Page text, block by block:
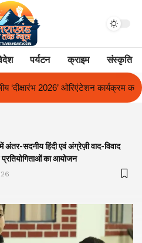
पर्यटन क्राइम संस्कृति
का किया आयोजन एक साल से लंबित
सदनीय हिंदी एवं अंग्रेज़ी वाद-विवाद
का आयोजन